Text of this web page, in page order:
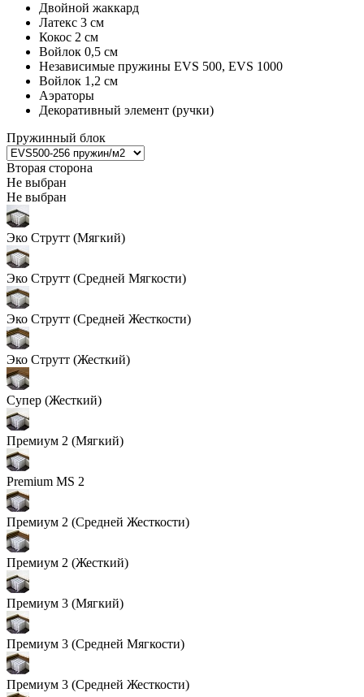
Двойной жаккард
Латекс 3 см
Кокос 2 см
Войлок 0,5 см
Независимые пружины EVS 500, EVS 1000
Войлок 1,2 см
Аэраторы
Декоративный элемент (ручки)
Пружинный блок
Вторая сторона
Не выбран
Не выбран
Эко Струтт (Мягкий)
Эко Струтт (Средней Мягкости)
Эко Струтт (Средней Жесткости)
Эко Струтт (Жесткий)
Супер (Жесткий)
Премиум 2 (Мягкий)
Premium MS 2
Премиум 2 (Средней Жесткости)
Премиум 2 (Жесткий)
Премиум 3 (Мягкий)
Премиум 3 (Средней Мягкости)
Премиум 3 (Средней Жесткости)